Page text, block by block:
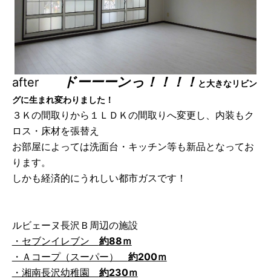
after ドーーーンっ！！！！ と大きなリビン
グに生まれ変わりました！
３Ｋの間取りから１ＬＤＫの間取りへ変更し、内装もク
ロス・床材を張替え
お部屋によっては洗面台・キッチン等も新品となってお
ります。
しかも経済的にうれしい都市ガスです！
ルビェーヌ長沢Ｂ周辺の施設
・セブンイレブン 約88ｍ
・Ａコープ（スーパー） 約200ｍ
・湘南長沢幼稚園 約230ｍ